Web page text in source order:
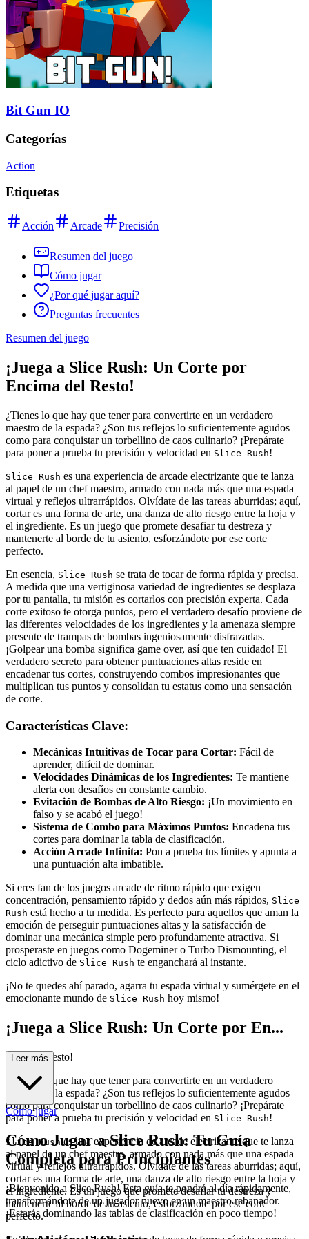
Bit Gun IO
Categorías
Action
Etiquetas
Acción Arcade Precisión
Resumen del juego
Cómo jugar
¿Por qué jugar aquí?
Preguntas frecuentes
Resumen del juego
¡Juega a Slice Rush: Un Corte por
Encima del Resto!
¿Tienes lo que hay que tener para convertirte en un verdadero
maestro de la espada? ¿Son tus reflejos lo suficientemente agudos
como para conquistar un torbellino de caos culinario? ¡Prepárate
para poner a prueba tu precisión y velocidad en Slice Rush!
Slice Rush es una experiencia de arcade electrizante que te lanza
al papel de un chef maestro, armado con nada más que una espada
virtual y reflejos ultrarrápidos. Olvídate de las tareas aburridas; aquí,
cortar es una forma de arte, una danza de alto riesgo entre la hoja y
el ingrediente. Es un juego que promete desafiar tu destreza y
mantenerte al borde de tu asiento, esforzándote por ese corte
perfecto.
En esencia, Slice Rush se trata de tocar de forma rápida y precisa.
A medida que una vertiginosa variedad de ingredientes se desplaza
por tu pantalla, tu misión es cortarlos con precisión experta. Cada
corte exitoso te otorga puntos, pero el verdadero desafío proviene de
las diferentes velocidades de los ingredientes y la amenaza siempre
presente de trampas de bombas ingeniosamente disfrazadas.
¡Golpear una bomba significa game over, así que ten cuidado! El
verdadero secreto para obtener puntuaciones altas reside en
encadenar tus cortes, construyendo combos impresionantes que
multiplican tus puntos y consolidan tu estatus como una sensación
de corte.
Características Clave:
Mecánicas Intuitivas de Tocar para Cortar: Fácil de
aprender, difícil de dominar.
Velocidades Dinámicas de los Ingredientes: Te mantiene
alerta con desafíos en constante cambio.
Evitación de Bombas de Alto Riesgo: ¡Un movimiento en
falso y se acabó el juego!
Sistema de Combo para Máximos Puntos: Encadena tus
cortes para dominar la tabla de clasificación.
Acción Arcade Infinita: Pon a prueba tus límites y apunta a
una puntuación alta imbatible.
Si eres fan de los juegos arcade de ritmo rápido que exigen
concentración, pensamiento rápido y dedos aún más rápidos, Slice
Rush está hecho a tu medida. Es perfecto para aquellos que aman la
emoción de perseguir puntuaciones altas y la satisfacción de
dominar una mecánica simple pero profundamente atractiva. Si
prosperaste en juegos como Dogeminer o Turbo Dismounting, el
ciclo adictivo de Slice Rush te enganchará al instante.
¡No te quedes ahí parado, agarra tu espada virtual y sumérgete en el
emocionante mundo de Slice Rush hoy mismo!
¡Juega a Slice Rush: Un Corte por En...
cima del Resto!
¿Tienes lo que hay que tener para convertirte en un verdadero
maestro de la espada? ¿Son tus reflejos lo suficientemente agudos
como para conquistar un torbellino de caos culinario? ¡Prepárate
para poner a prueba tu precisión y velocidad en Slice Rush!
Slice Rushes una experiencia de arcade electrizante que te lanza
al papel de un chef maestro, armado con nada más que una espada
virtual y reflejos ultrarrápidos. Olvídate de las tareas aburridas; aquí,
cortar es una forma de arte, una danza de alto riesgo entre la hoja y
el ingrediente. Es un juego que promete desafiar tu destreza y
mantenerte al borde de tu asiento, esforzándote por ese corte
perfecto.
Leer más
Cómo jugar
Cómo Jugar a Slice Rush: Tu Guía
Completa para Principiantes
¡Bienvenido a Slice Rush! Esta guía te pondrá al día rápidamente,
transformándote de un jugador nuevo en un maestro rebanador.
¡Estarás dominando las tablas de clasificación en poco tiempo!